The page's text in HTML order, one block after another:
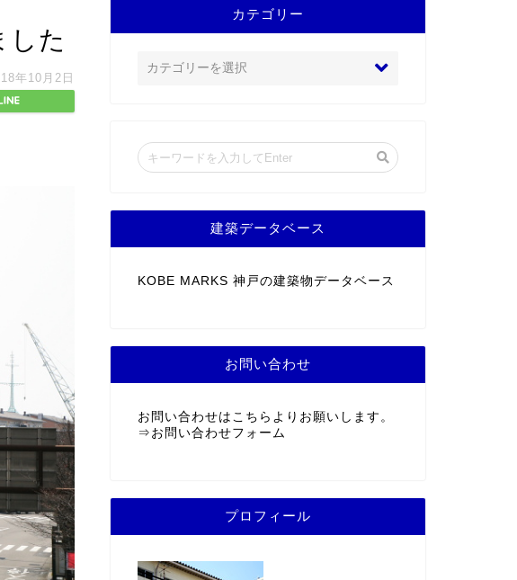
した
年10月2日
カテゴリー
建築データベース
KOBE MARKS 神戸の建築物データベース
お問い合わせ
お問い合わせはこちらよりお願いします。
⇒ お問い合わせフォーム
プロフィール